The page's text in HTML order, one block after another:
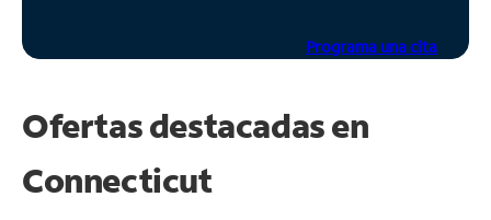
Programa una cita
Ofertas destacadas en
Connecticut